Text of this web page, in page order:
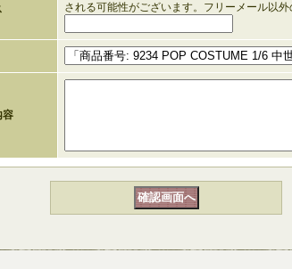
される可能性がございます。フリーメール以外
容